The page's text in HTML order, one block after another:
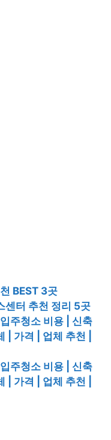
BEST 3곳
센터 추천 정리 5곳
주청소 비용 | 신축
| 가격 | 업체 추천 |
주청소 비용 | 신축
| 가격 | 업체 추천 |